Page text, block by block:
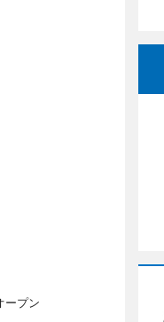
ープン